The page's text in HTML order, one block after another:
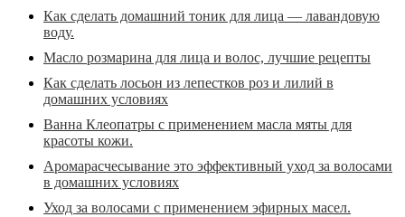
Как сделать домашний тоник для лица — лавандовую
воду.
Масло розмарина для лица и волос, лучшие рецепты
Как сделать лосьон из лепестков роз и лилий в
домашних условиях
Ванна Клеопатры с применением масла мяты для
красоты кожи.
Аромарасчесывание это эффективный уход за волосами
в домашних условиях
Уход за волосами с применением эфирных масел.